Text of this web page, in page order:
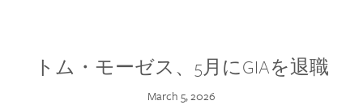
トム・モーゼス、5月にGIAを退職
March 5, 2026